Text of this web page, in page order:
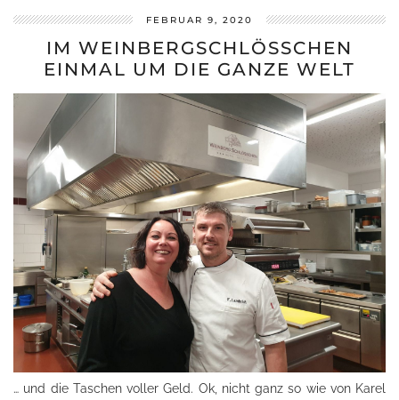
FEBRUAR 9, 2020
IM WEINBERGSCHLÖSSCHEN
EINMAL UM DIE GANZE WELT
… und die Taschen voller Geld. Ok, nicht ganz so wie von Karel